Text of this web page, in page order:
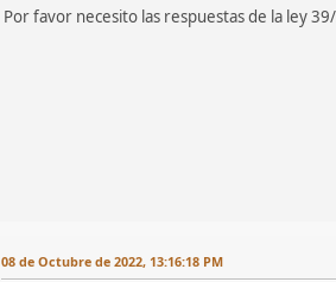
Por favor necesito las respuestas de la ley
08 de Octubre de 2022, 13:16:18 PM